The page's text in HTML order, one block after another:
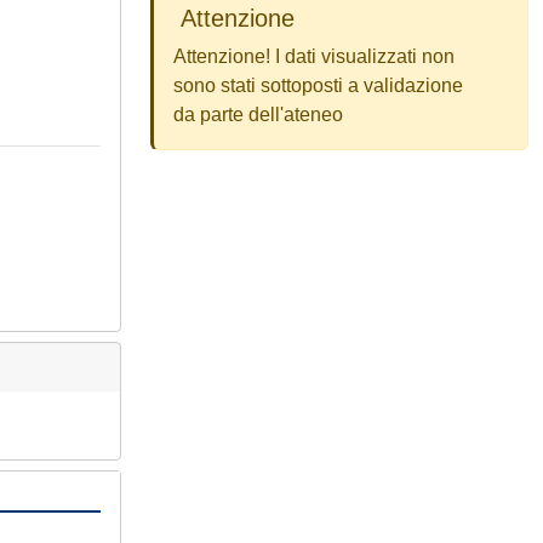
Attenzione
Attenzione! I dati visualizzati non
sono stati sottoposti a validazione
da parte dell'ateneo